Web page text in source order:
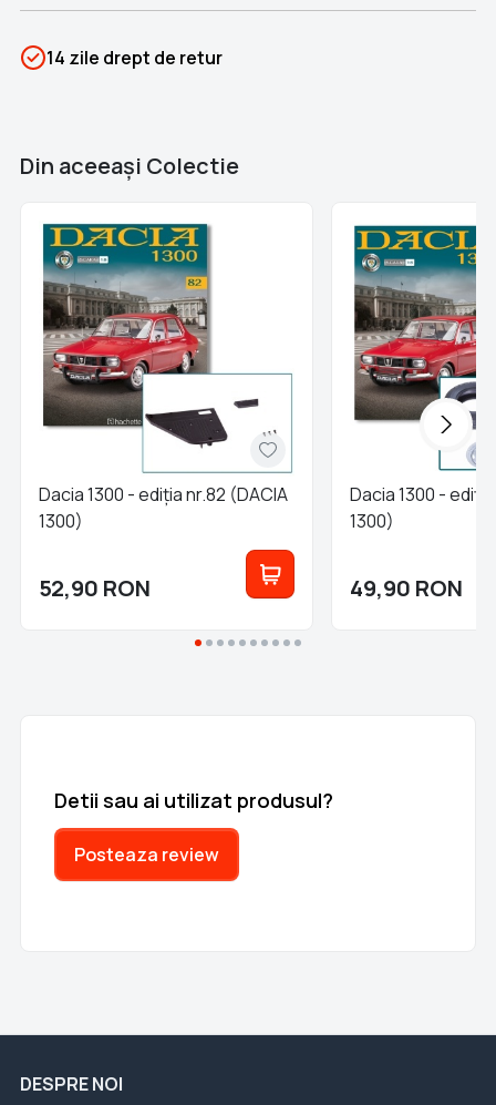
Categorii
Dacia 1300
14 zile drept de retur
Din aceeaşi Colectie
Dacia 1300 - ediția nr.82 (DACIA
1300)
52,90 RON
Dacia 1300 -
1300)
49,90 RON
Detii sau ai utilizat produsul?
Posteaza review
DESPRE NOI